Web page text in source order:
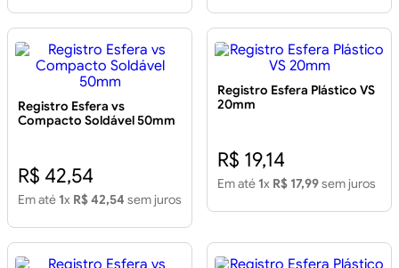
Registro Esfera vs
Compacto Soldável 50mm
R$ 42,54
Em até 1x R$ 42,54 sem juros
Registro Esfera Plástico VS
20mm
R$ 19,14
Em até 1x R$ 17,99sem juros